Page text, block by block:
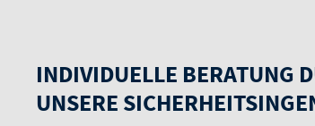
INDIVIDUELLE BERATUNG
UNSERE